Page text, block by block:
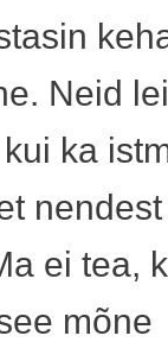
Neid
ka
ei tea,
mõne